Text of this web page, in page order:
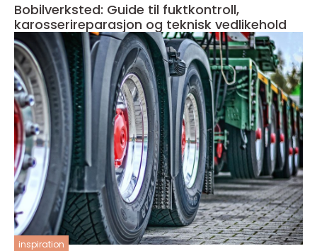
Bobilverksted: Guide til fuktkontroll,
karosserireparasjon og teknisk vedlikehold
inspiration